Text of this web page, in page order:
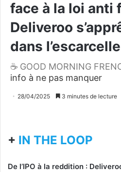
face à la loi anti
Deliveroo
dans
☕ GOOD MORNING
info à ne pas manquer
28/04/2025 3 minutes de lecture
+ IN THE LOOP
De l’IPO à la reddition :